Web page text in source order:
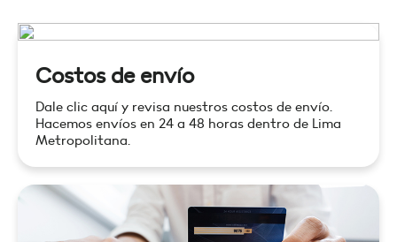
Costos de envío
Dale clic aquí y revisa nuestros costos de envío.
Hacemos envíos en 24 a 48 horas dentro de Lima
Metropolitana.